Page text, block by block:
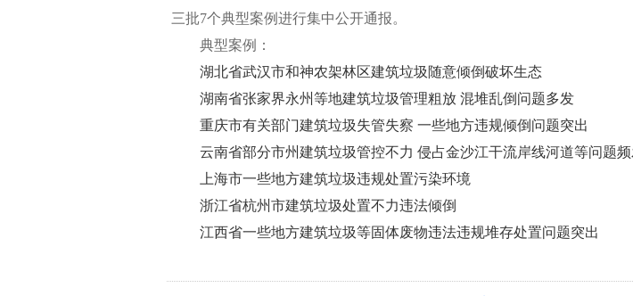
三批7个典型案例进行集中公开通报。
典型案例：
湖北省武汉市和神农架林区建筑垃圾随意倾倒破坏生态
湖南省张家界永州等地建筑垃圾管理粗放 混堆乱倒问题多发
重庆市有关部门建筑垃圾失管失察 一些地方违规倾倒问题突出
云南省部分市州建筑垃圾管控不力 侵占金沙江干流岸线河道等问题
上海市一些地方建筑垃圾违规处置污染环境
浙江省杭州市建筑垃圾处置不力违法倾倒
江西省一些地方建筑垃圾等固体废物违法违规堆存处置问题突出